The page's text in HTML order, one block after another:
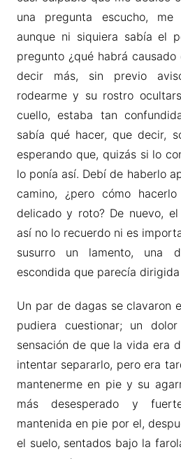
una pregunta escucho,
aunque ni siquiera sabía el
pregunto ¿qué habrá
decir más, sin previo
rodearme y su rostro
cuello, estaba tan
sabía qué hacer, que decir,
esperando que, quizás si lo
lo ponía así. Debí de haberlo
camino, ¿pero cómo
delicado y roto? De nuevo,
así no lo recuerdo ni es
susurro un lamento, una
escondida que parecía
Un par de dagas se clavaron
pudiera cuestionar; un
sensación de que la vida era
intentar separarlo, pero era
mantenerme en pie y su
más desesperado y
mantenida en pie por el,
el suelo, sentados bajo la